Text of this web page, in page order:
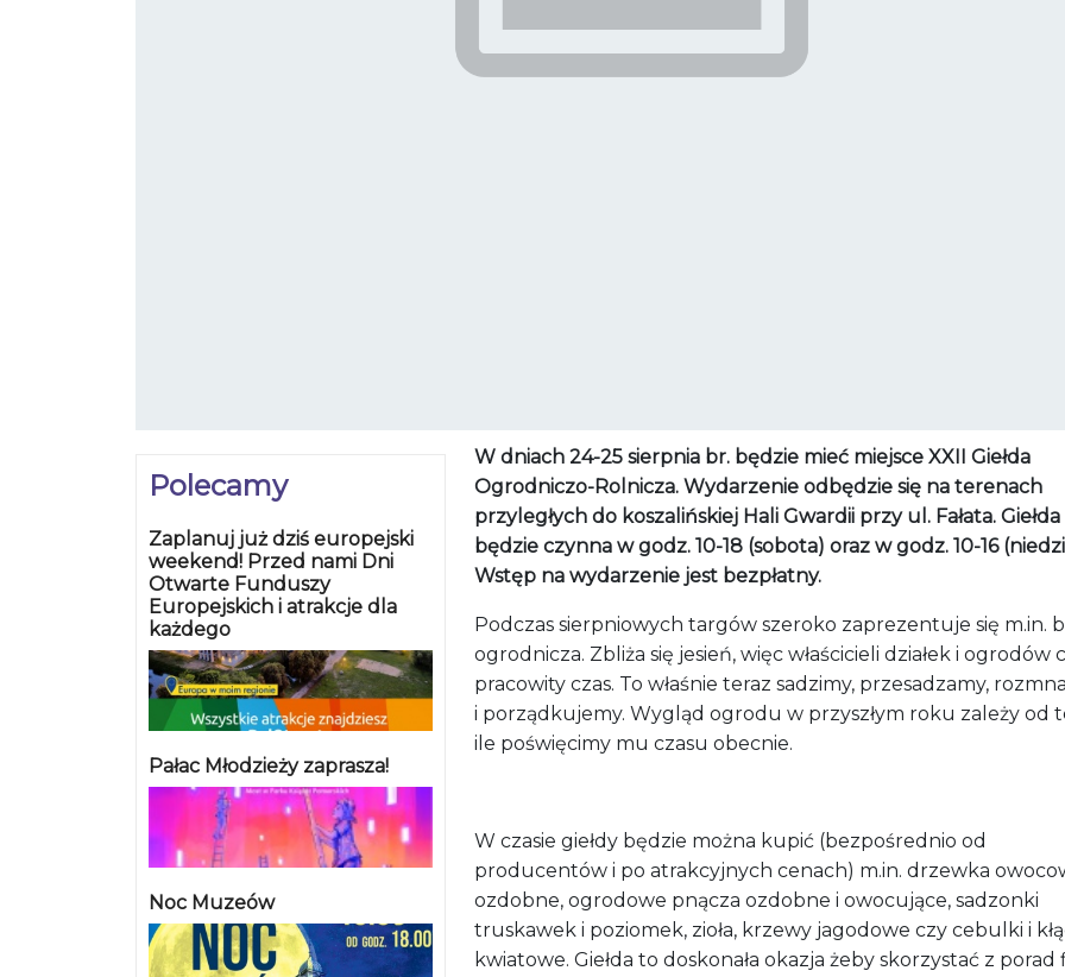
Polecamy
Zaplanuj już dziś europejski
weekend! Przed nami Dni
Otwarte Funduszy
Europejskich i atrakcje dla
każdego
Pałac Młodzieży zaprasza!
Noc Muzeów
W dniach 24-25 sierpnia br. będzie mieć miejsce XXII Giełda
Ogrodniczo-Rolnicza. Wydarzenie odbędzie się na terenach
przyległych do koszalińskiej Hali Gwardii przy ul. Fałata. Giełda
będzie czynna w godz. 10-18 (sobota) oraz w godz. 10-16
Wstęp na wydarzenie jest bezpłatny.
Podczas sierpniowych targów szeroko zaprezentuje się m.in.
ogrodnicza. Zbliża się jesień, więc właścicieli działek i ogrodów
pracowity czas. To właśnie teraz sadzimy, przesadzamy,
i porządkujemy. Wygląd ogrodu w przyszłym roku zależy od
ile poświęcimy mu czasu obecnie.
W czasie giełdy będzie można kupić (bezpośrednio od
producentów i po atrakcyjnych cenach) m.in. drzewka
ozdobne, ogrodowe pnącza ozdobne i owocujące, sadzonki
truskawek i poziomek, zioła, krzewy jagodowe czy cebulki i
kwiatowe. Giełda to doskonała okazja żeby skorzystać z porad